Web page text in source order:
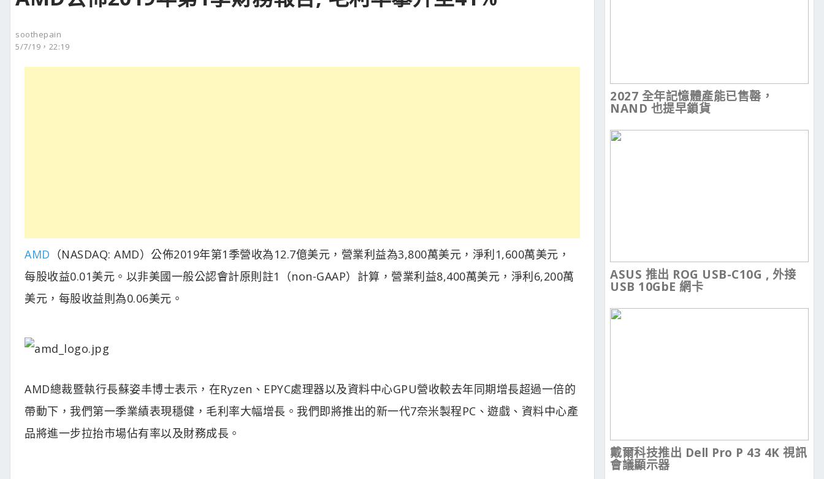
soothepain
5/7/19，22:19
AMD （NASDAQ: AMD）公佈2019年第1季營收為12.7億美元，營業利益為3,800萬美元，淨利1,600萬美元，
每股收益0.01美元。以非美國一般公認會計原則註1（non-GAAP）計算，營業利益8,400萬美元，淨利6,200萬
美元，每股收益則為0.06美元。
AMD總裁暨執行長蘇姿丰博士表示，在Ryzen、EPYC處理器以及資料中心GPU營收較去年同期增長超過一倍的
帶動下，我們第一季業績表現穩健，毛利率大幅增長。我們即將推出的新一代7奈米製程PC、遊戲、資料中心產
品將進一步拉抬市場佔有率以及財務成長。
2027 全年記憶體產能已售罄，
NAND 也提早鎖貨
ASUS 推出 ROG USB-C10G , 外接
USB 10GbE 網卡
戴爾科技推出 Dell Pro P 43 4K 視訊
會議顯示器